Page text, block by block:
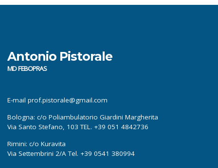
Antonio Pistorale
MD FEBOPRAS
E-mail prof.pistorale@gmail.com
Bologna: c/o Poliambulatorio Giardini Margherita
Via Santo Stefano, 103 TEL. +39 051 4842736
Rimini: c/o Kuravita
Via Settembrini 2/A Tel. +39 0541 380994